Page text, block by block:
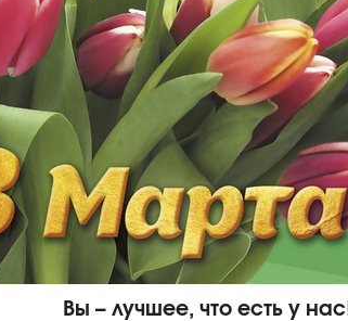
Вы – лучшее, что есть у